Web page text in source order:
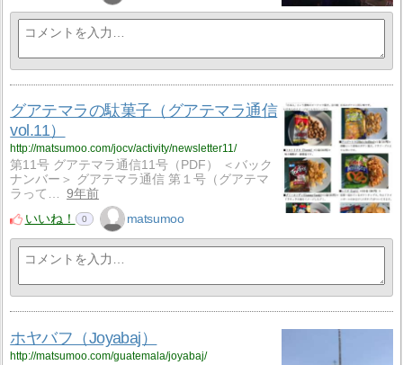
グアテマラの駄菓子（グアテマラ通信
vol.11）
http://matsumoo.com/jocv/activity/newsletter11/
第11号 グアテマラ通信11号（PDF） ＜バック
ナンバー＞ グアテマラ通信 第１号（グアテマ
ラって…
9年前
いいね！
0 matsumoo
ホヤバフ（Joyabaj）
http://matsumoo.com/guatemala/joyabaj/